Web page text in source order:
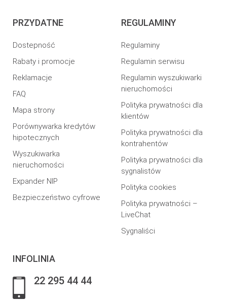
PRZYDATNE
Dostepność
Rabaty i promocje
Reklamacje
FAQ
Mapa strony
Porównywarka kredytów
hipotecznych
Wyszukiwarka
nieruchomości
Expander NIP
Bezpieczeństwo cyfrowe
REGULAMINY
Regulaminy
Regulamin serwisu
Regulamin wyszukiwarki
nieruchomości
Polityka prywatności dla
klientów
Polityka prywatności dla
kontrahentów
Polityka prywatności dla
sygnalistów
Polityka cookies
Polityka prywatności –
LiveChat
Sygnaliści
INFOLINIA
22 295 44 44